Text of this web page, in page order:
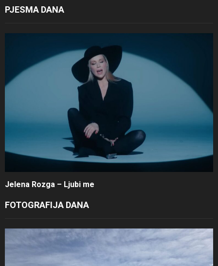
PJESMA DANA
Jelena Rozga – Ljubi me
FOTOGRAFIJA DANA